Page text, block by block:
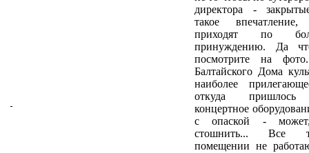
директора -
такое
приходят по
принуждению. Да
посмотрите на
Балтайского Дома
наиболее
откуда пришлось
концертное
с опаской - может,
стошнить... Все
помещении не